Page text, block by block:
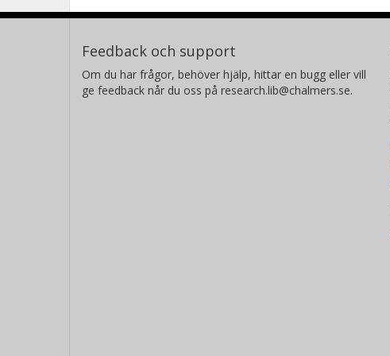
Feedback och support
Om du har frågor, behöver hjälp, hittar en bugg eller vill
ge feedback når du oss på research.lib@chalmers.se.